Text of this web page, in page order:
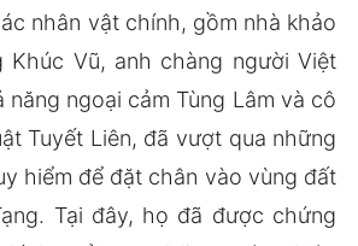
nhân vật chính, gồm nhà khảo
Khúc Vũ, anh chàng người Việt
năng ngoại cảm Tùng Lâm và cô
Tuyết Liên, đã vượt qua những
hiểm để đặt chân vào vùng đất
Tại đây, họ đã được chứng